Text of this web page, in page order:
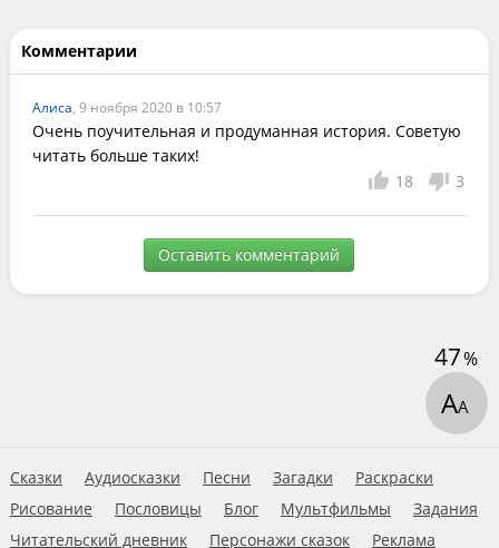
Комментарии
Алиса, 9 ноября 2020 в 10:57
Очень поучительная и продуманная история. Советую
читать больше таких!
18
3
Оставить комментарий
Сказки Аудиосказки Песни Загадки
Раскраски
Рисование
Пословицы Блог Мультфильмы
Задания
Читательский дневник
Персонажи сказок Реклама
47%
АА